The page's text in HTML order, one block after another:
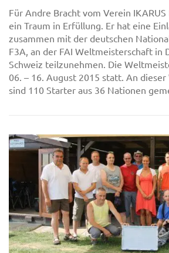
Für Andre Bracht vom Verein
ein Traum in Erfüllung. Er hat eine
zusammen mit der deutschen
F3A, an der FAI Weltmeisterschaft in
Schweiz teilzunehmen. Die
06. – 16. August 2015 statt. An
sind 110 Starter aus 36 Nationen